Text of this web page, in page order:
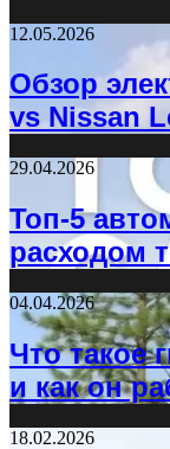
12.05.2026
Обзор
vs Nissan
29.04.2026
Топ-5
расходом
04.04.2026
Что такое
и как он
18.02.2026